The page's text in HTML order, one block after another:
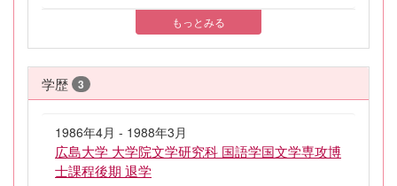
もっとみる
学歴 3
1986年4月 - 1988年3月
広島大学 大学院文学研究科 国語学国文学専攻博
士課程後期 退学